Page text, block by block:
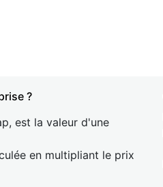
?
est la valeur d'une
en multipliant le prix